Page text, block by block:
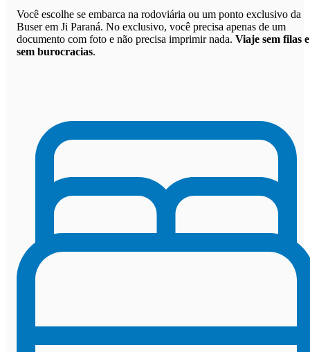
Você escolhe se embarca na rodoviária ou um ponto exclusivo da
Buser em Ji Paraná. No exclusivo, você precisa apenas de um
documento com foto e não precisa imprimir nada. Viaje sem filas e
sem burocracias.